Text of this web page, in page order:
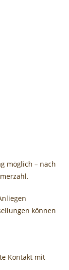
möglich – nach
können
Kontakt mit